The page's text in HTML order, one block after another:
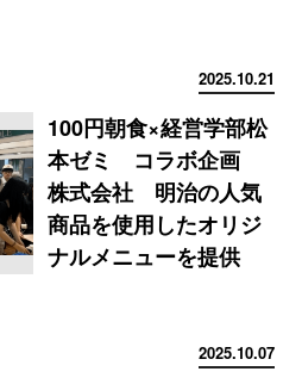
2025.10.21
100円朝食×経営学部松
本ゼミ コラボ企画
株式会社 明治の人気
商品を使用したオリジ
ナルメニューを提供
2025.10.07